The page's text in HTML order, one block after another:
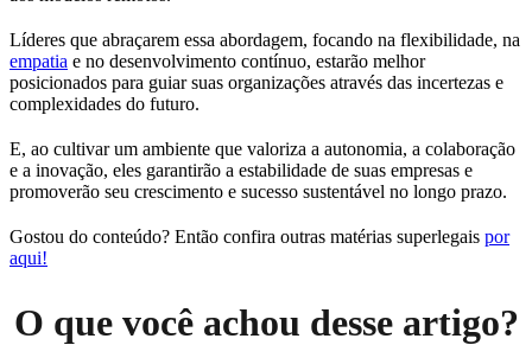
Líderes que abraçarem essa abordagem, focando na flexibilidade, na
empatia e no desenvolvimento contínuo, estarão melhor
posicionados para guiar suas organizações através das incertezas e
complexidades do futuro.
E, ao cultivar um ambiente que valoriza a autonomia, a colaboração
e a inovação, eles garantirão a estabilidade de suas empresas e
promoverão seu crescimento e sucesso sustentável no longo prazo.
Gostou do conteúdo? Então confira outras matérias superlegais por
aqui!
O que você achou desse artigo?